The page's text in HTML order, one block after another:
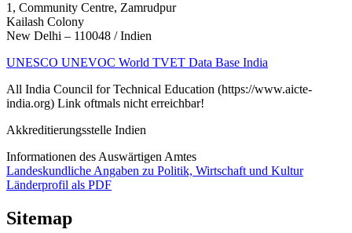
1, Community Centre, Zamrudpur
Kailash Colony
New Delhi – 110048 / Indien
UNESCO UNEVOC World TVET Data Base India
All India Council for Technical Education (https://www.aicte-
india.org) Link oftmals nicht erreichbar!
Akkreditierungsstelle Indien
Informationen des Auswärtigen Amtes
Landeskundliche Angaben zu Politik, Wirtschaft und Kultur
Länderprofil als PDF
Sitemap